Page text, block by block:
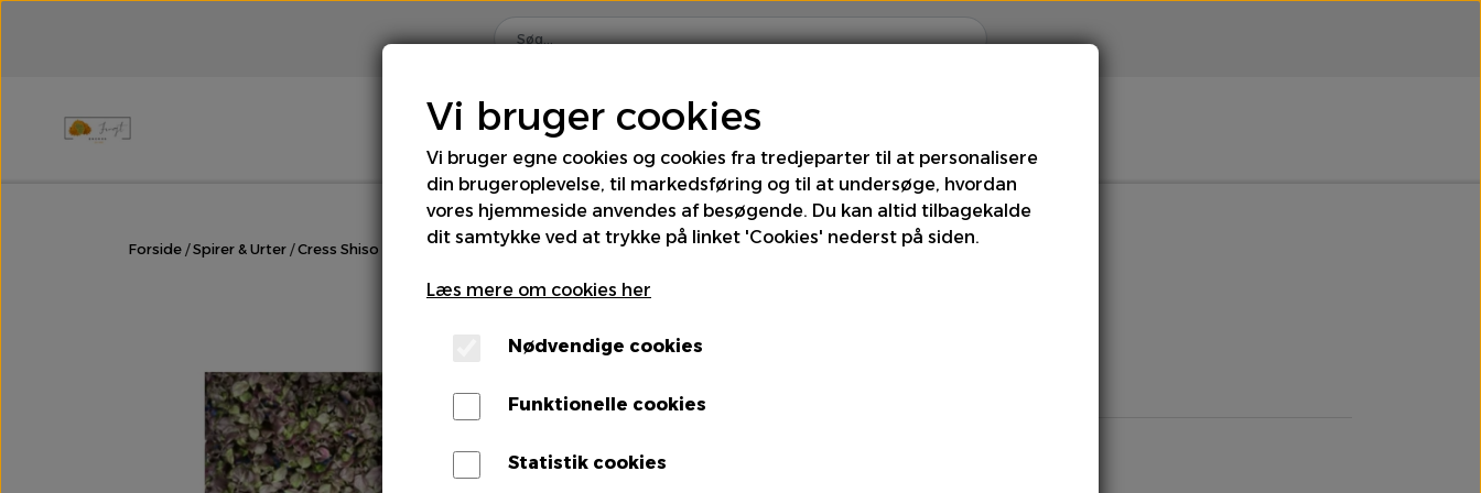
Hjem Shop
Chili & Peber Citrus Div. Grønt Frugt Kartofler Kål Løg Meloner
Rodfrugter & Grovgrønt
Om os
Forside Spirer & Urter Cress Shiso Lilla
Cress Shiso Lilla
16bk NL - Ks
Enhed
Vi bruger cookies
Vi bruger egne cookies og cookies fra tredjeparter til at personalisere
din brugeroplevelse, til markedsføring og til at undersøge, hvordan
vores hjemmeside anvendes af besøgende. Du kan altid tilbagekalde
dit samtykke ved at trykke på linket 'Cookies' nederst på siden.
Læs mere om cookies her
Nødvendige cookies
Funktionelle cookies
Statistik cookies